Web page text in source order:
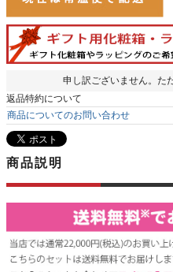
申し訳ございません。た
返品特約について
商品についてのお問い合わせ
商品説明